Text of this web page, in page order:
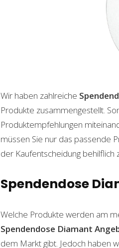
Wir haben zahlreiche
Produkte zusammengestellt.
Produktempfehlungen
müssen Sie nur das passende
der Kaufentscheidung behilflich
Spendendose
Welche Produkte werden am
Spendendose Diamant
dem Markt gibt. Jedoch haben